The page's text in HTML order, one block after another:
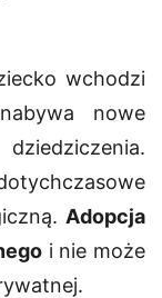
wchodzi
nowe
Adopcja
i nie może